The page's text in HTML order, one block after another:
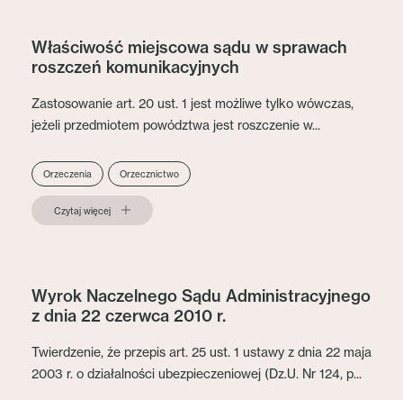
Właściwość miejscowa sądu w sprawach
roszczeń komunikacyjnych
Zastosowanie art. 20 ust. 1 jest możliwe tylko wówczas,
jeżeli przedmiotem powództwa jest roszczenie w...
Orzeczenia Orzecznictwo
Czytaj więcej
Wyrok Naczelnego Sądu Administracyjnego
z dnia 22 czerwca 2010 r.
Twierdzenie, że przepis art. 25 ust. 1 ustawy z dnia 22 maja
2003 r. o działalności ubezpieczeniowej (Dz.U. Nr 124, p...